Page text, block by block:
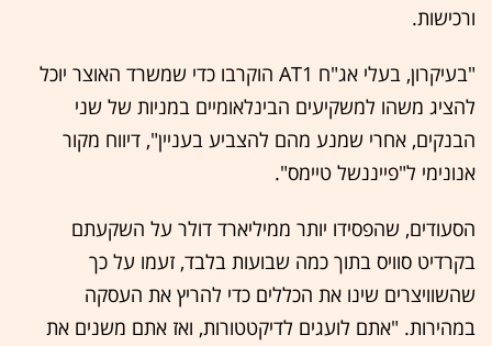
ורכישות.
"בעיקרון, בעלי אג"ח AT1 הוקרבו כדי שמשרד האוצר יוכל
להציג משהו למשקיעים הבינלאומיים במניות של שני
הבנקים, אחרי שמנע מהם להצביע בעניין", דיווח מקור
אנונימי ל"פייננשל טיימס".
הסעודים, שהפסידו יותר ממיליארד דולר על השקעתם
בקרדיט סוויס בתוך כמה שבועות בלבד, זעמו על כך
שהשוויצרים שינו את הכללים כדי להריץ את העסקה
במהירות. "אתם לועגים לדיקטטורות, ואז אתם משנים את